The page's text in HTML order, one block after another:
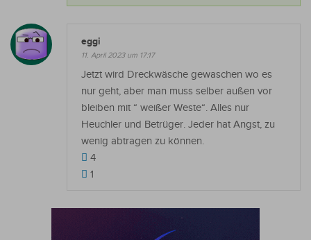
eggi
11. April 2023 um 17:17
Jetzt wird Dreckwäsche gewaschen wo es
nur geht, aber man muss selber außen vor
bleiben mit “ weißer Weste“. Alles nur
Heuchler und Betrüger. Jeder hat Angst, zu
wenig abtragen zu können.
4
1